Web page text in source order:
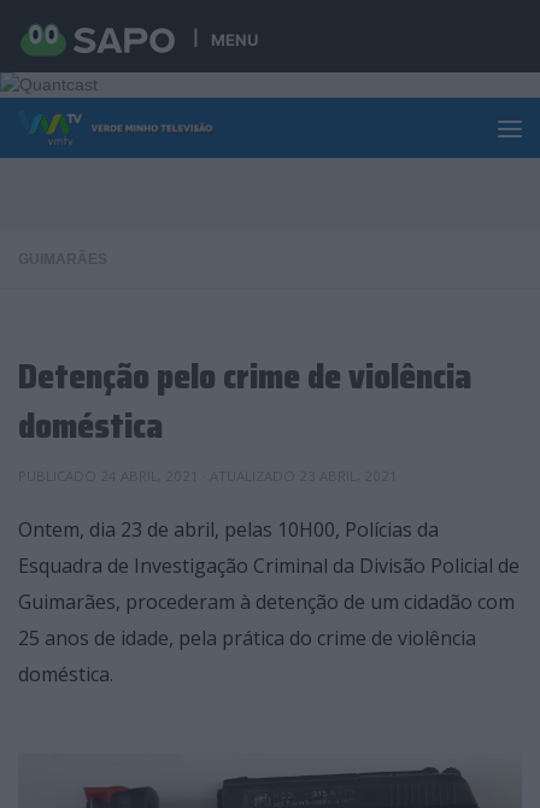
MENU
Skip to content
Detenção pelo crime de violência
doméstica
Ontem, dia 23 de abril, pelas 10H00, Polícias da
Esquadra de Investigação Criminal da Divisão Policial de
Guimarães, procederam à detenção de um cidadão com
25 anos de idade, pela prática do crime de violência
doméstica.